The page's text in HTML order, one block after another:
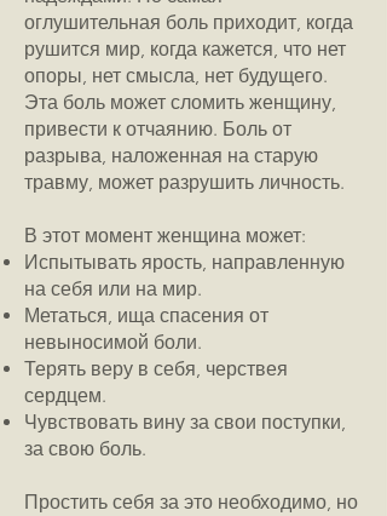
оглушительная боль приходит, когда
рушится мир, когда кажется, что нет
опоры, нет смысла, нет будущего.
Эта боль может сломить женщину,
привести к отчаянию. Боль от
разрыва, наложенная на старую
травму, может разрушить личность.
В этот момент женщина может:
Испытывать ярость, направленную
на себя или на мир.
Метаться, ища спасения от
невыносимой боли.
Терять веру в себя, черствея
сердцем.
Чувствовать вину за свои поступки,
за свою боль.
Простить себя за это необходимо, но